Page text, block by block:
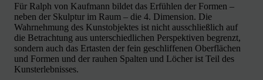
Für Ralph von Kaufmann bildet das Erfühlen der Formen –
neben der Skulptur im Raum – die 4. Dimension. Die
Wahrnehmung des Kunstobjektes ist nicht ausschließlich auf
die Betrachtung aus unterschiedlichen Perspektiven begrenzt,
sondern auch das Ertasten der fein geschliffenen Oberflächen
und Formen und der rauhen Spalten und Löcher ist Teil des
Kunsterlebnisses.